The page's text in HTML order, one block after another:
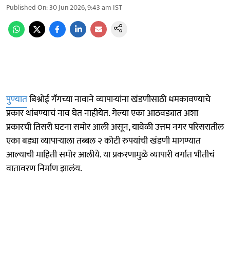
Published On:30 Jun 2026, 9:43 am IST
पुण्यातबिश्नोई गँगच्या नावाने व्यापाऱ्यांना खंडणीसाठी धमकावण्याचे
प्रकार थांबण्याचं नाव घेत नाहीयेत. गेल्या एका आठवड्यात अशा
प्रकारची तिसरी घटना समोर आली असून, यावेळी उत्तम नगर परिसरातील
एका बड्या व्यापाऱ्याला तब्बल २ कोटी रुपयांची खंडणी मागण्यात
आल्याची माहिती समोर आलीये. या प्रकरणामुळे व्यापारी वर्गात भीतीचं
वातावरण निर्माण झालंय.